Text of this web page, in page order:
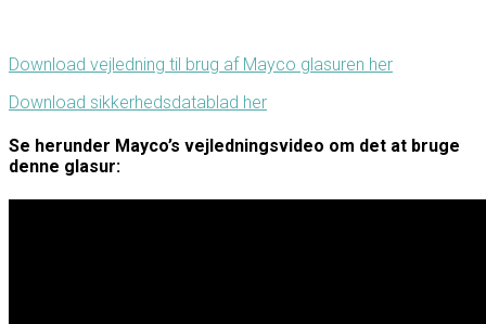
Download vejledning til brug af Mayco glasuren her
Download sikkerhedsdatablad her
Se herunder Mayco’s vejledningsvideo om det at bruge
denne glasur: